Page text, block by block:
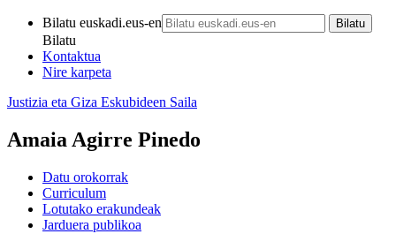
Bilatu euskadi.eus-en
Bilatu
Kontaktua
Nire karpeta
Justizia eta Giza Eskubideen Saila
Amaia Agirre Pinedo
Datu orokorrak
Curriculum
Lotutako erakundeak
Jarduera publikoa